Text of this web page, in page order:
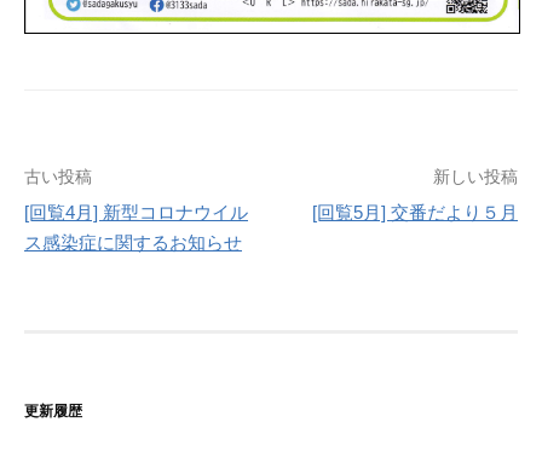
投
稿
ー
古い投稿
[回覧4月] 新型コロナウイル
ス感染症に関するお知らせ
新しい投稿
[回覧5月] 交番だより５月
更新履歴